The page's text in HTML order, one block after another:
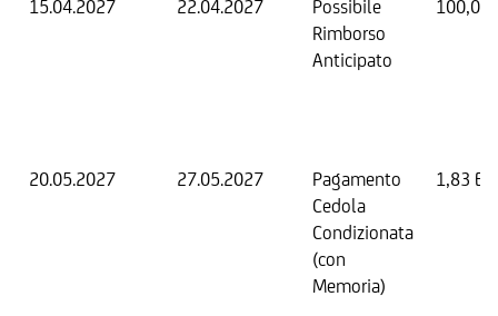
15.04.2027 22.04.2027
Possibile
Rimborso
Anticipato
100,00
20.05.2027 27.05.2027
Pagamento
Cedola
Condizionata
(con
Memoria)
1,83